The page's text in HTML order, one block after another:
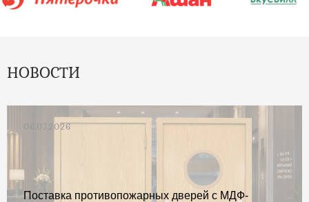
НОВОСТИ
06.07.2026
Поставка противопожарных дверей с МДФ-